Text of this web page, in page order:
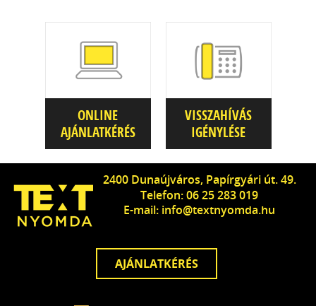
ONLINE
AJÁNLATKÉRÉS
VISSZAHÍVÁS
IGÉNYLÉSE
2400 Dunaújváros, Papírgyári út. 49.
Telefon: 06 25 283 019
E-mail: info@textnyomda.hu
AJÁNLATKÉRÉS